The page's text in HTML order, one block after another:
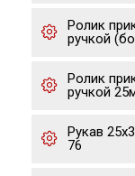
Ролик
ручкой
Ролик
ручкой
Рукав
76